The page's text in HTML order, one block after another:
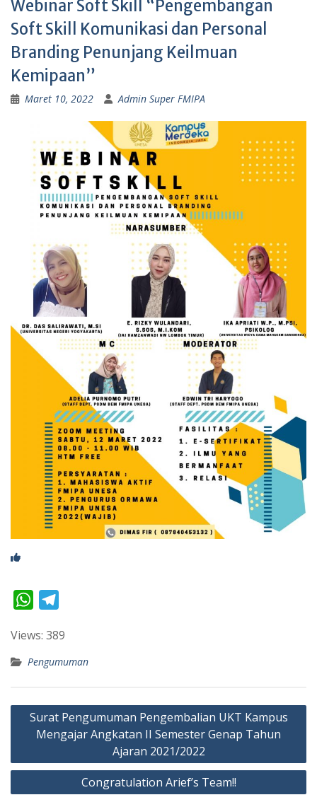
Webinar Soft Skill “Pengembangan
Soft Skill Komunikasi dan Personal
Branding Penunjang Keilmuan
Kemipaan”
Maret 10, 2022 Admin Super FMIPA
W
a
t
p
p
l
e
a
m
Views: 389
Pengumuman
Navigasi
Surat Pengumuman Pengembalian UKT Kampus
Mengajar Angkatan II Semester Genap Tahun
Ajaran 2021/2022
Congratulation Arief’s Team!!